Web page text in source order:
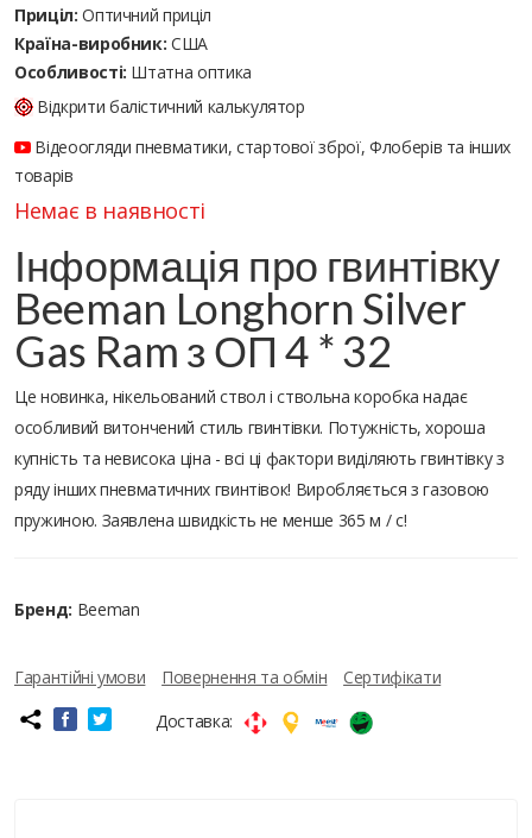
Приціл: Оптичний приціл
Країна-виробник: США
Особливості: Штатна оптика
Відкрити балістичний калькулятор
Відеоогляди пневматики, стартової зброї, Флоберів та інших
товарів
Немає в наявності
Інформація про гвинтівку
Beeman Longhorn Silver
Gas Ram з ОП 4 * 32
Це новинка, нікельований ствол і ствольна коробка надає
особливий витончений стиль гвинтівки. Потужність, хороша
купність та невисока ціна - всі ці фактори виділяють гвинтівку з
ряду інших пневматичних гвинтівок! Виробляється з газовою
пружиною. Заявлена швидкість не менше 365 м / с!
Бренд: Beeman
Гарантійні умови Повернення та обмін
Сертифікати
Доставка: